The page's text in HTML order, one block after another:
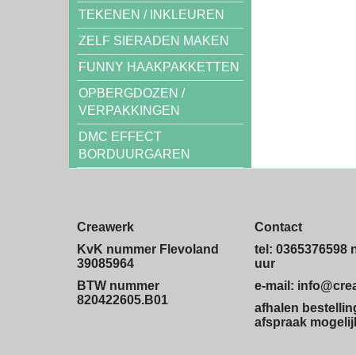
TEKENEN / INKLEUREN
ZELF SIERADEN MAKEN
FUNNY HAAKPAKKETTEN
OPBERGDOZEN /
VERPAKKINGEN
DMC EFFECT
BORDUURGAREN
Creawerk
KvK nummer Flevoland
39085964
BTW nummer
820422605.B01
Contact
tel: 0365376598
uur
e-mail:
afhalen
afspraak